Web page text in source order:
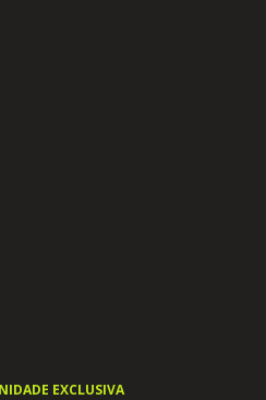
EXCLUSIVA